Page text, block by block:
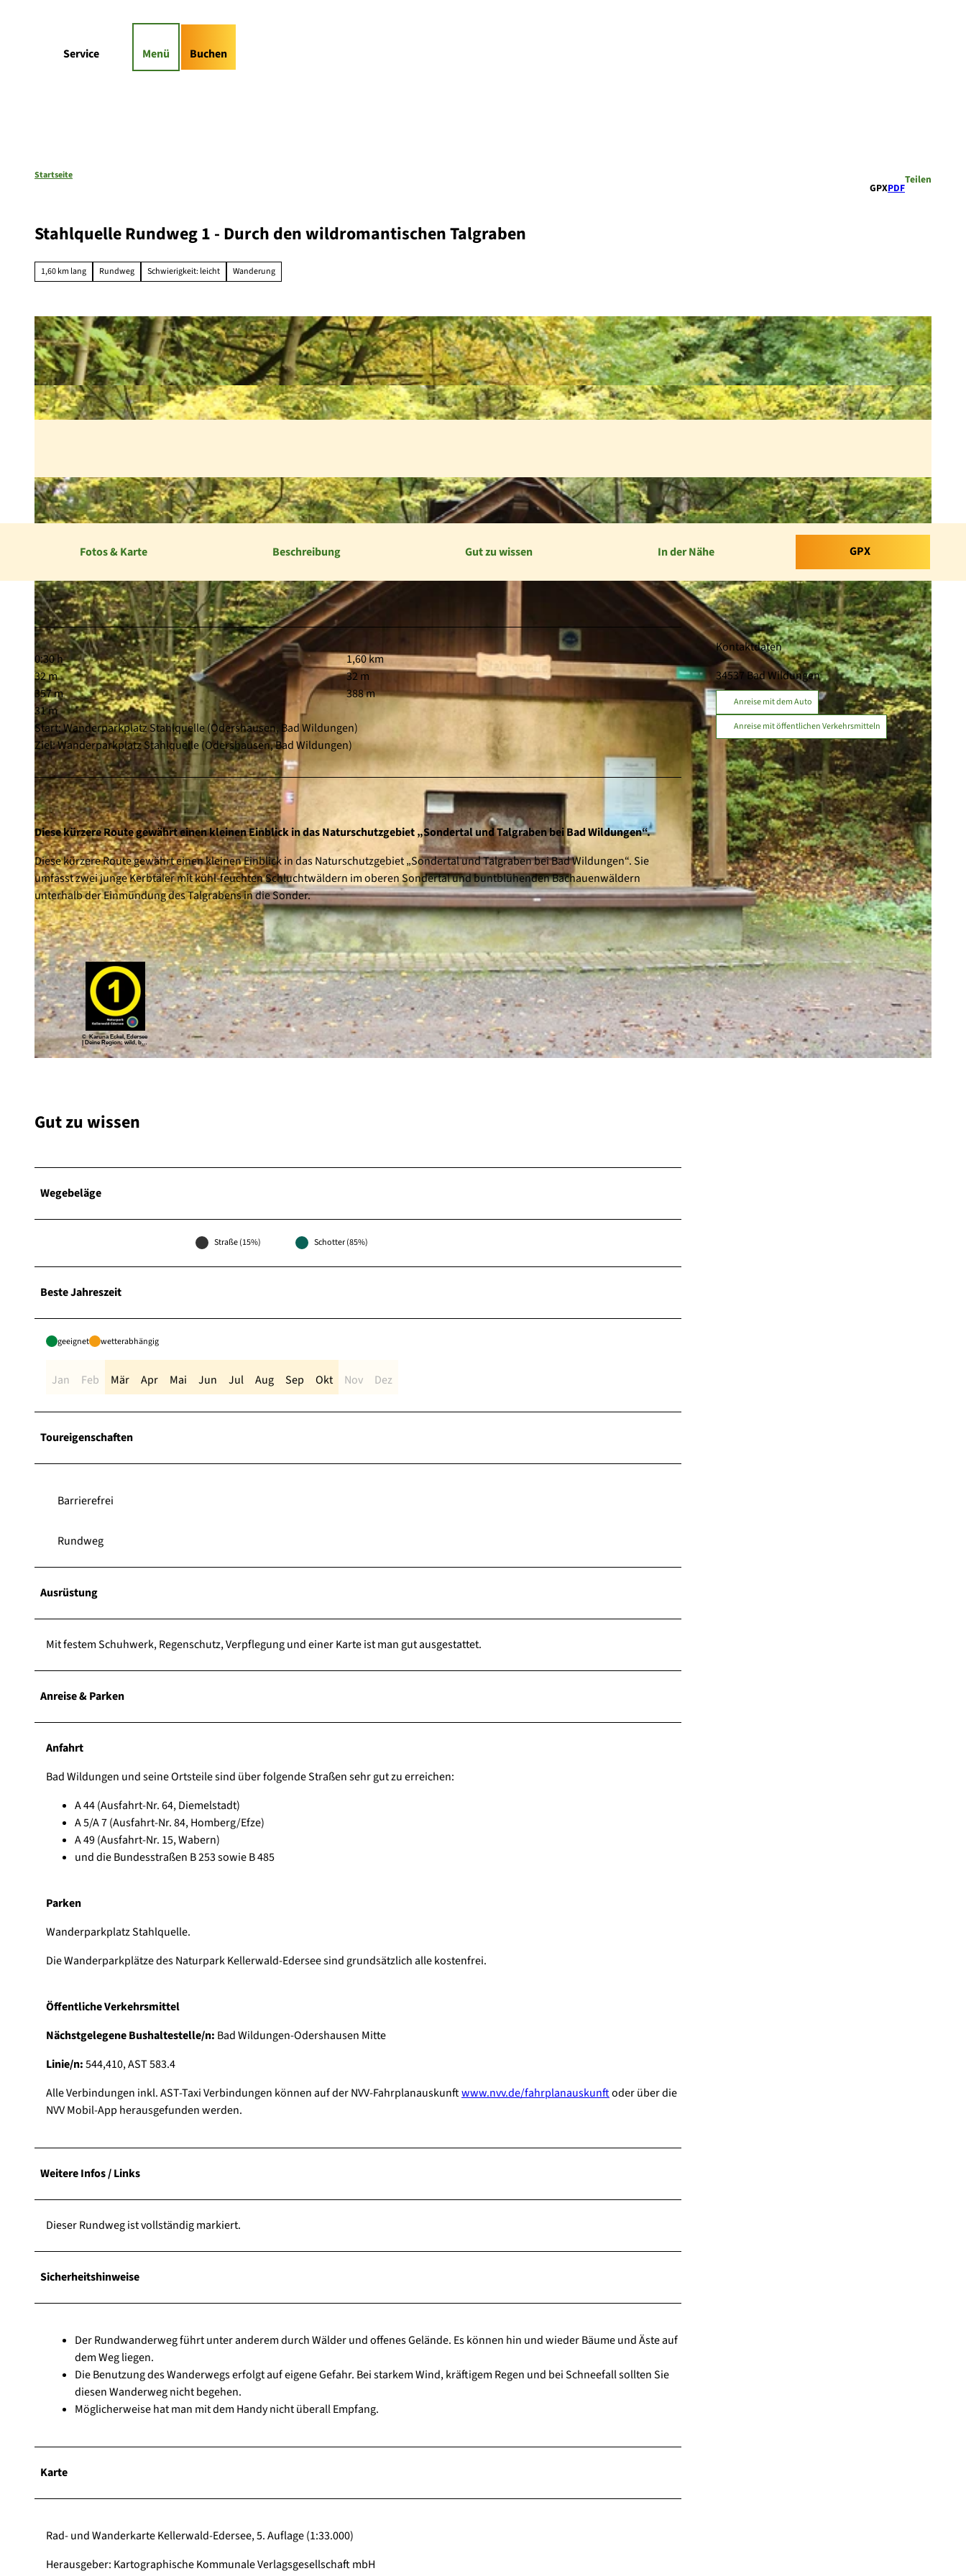
Service Menü Buchen
Startseite
GPXPDF
Teilen
Stahlquelle Rundweg 1 - Durch den wildromantischen Talgraben
1,60 km lang Rundweg Schwierigkeit: leicht Wanderung
© Sarah Riebeling, Edersee | Deine Region: wild, bunt, gesund. |CC0
Fotos & Karte Beschreibung Gut zu wissen In der Nähe GPX
0:30 h
1,60 km
32 m
32 m
357 m
388 m
31 m
Start: Wanderparkplatz Stahlquelle (Odershausen, Bad Wildungen)
Ziel: Wanderparkplatz Stahlquelle (Odershausen, Bad Wildungen)
Diese kürzere Route gewährt einen kleinen Einblick in das Naturschutzgebiet „Sondertal und Talgraben bei Bad Wildungen“.
Diese kürzere Route gewährt einen kleinen Einblick in das Naturschutzgebiet „Sondertal und Talgraben bei Bad Wildungen“. Sie
umfasst zwei junge Kerbtäler mit kühl-feuchten Schluchtwäldern im oberen Sondertal und buntblühenden Bachauenwäldern
unterhalb der Einmündung des Talgrabens in die Sonder.
© Karuna Eckel, Edersee
| Deine Region: wild, bun
t, gesund.
Gut zu wissen
Wegebeläge
Straße (15%) Schotter (85%)
Beste Jahreszeit
geeignet wetterabhängig
Jan Feb Mär Apr Mai Jun Jul Aug Sep Okt Nov Dez
Toureigenschaften
Barrierefrei
Rundweg
Ausrüstung
Mit festem Schuhwerk, Regenschutz, Verpflegung und einer Karte ist man gut ausgestattet.
Anreise & Parken
Anfahrt
Bad Wildungen und seine Ortsteile sind über folgende Straßen sehr gut zu erreichen:
A 44 (Ausfahrt-Nr. 64, Diemelstadt)
A 5/A 7 (Ausfahrt-Nr. 84, Homberg/Efze)
A 49 (Ausfahrt-Nr. 15, Wabern)
und die Bundesstraßen B 253 sowie B 485
Parken
Wanderparkplatz Stahlquelle.
Die Wanderparkplätze des Naturpark Kellerwald-Edersee sind grundsätzlich alle kostenfrei.
Öffentliche Verkehrsmittel
Nächstgelegene Bushaltestelle/n: Bad Wildungen-Odershausen Mitte
Linie/n:544,410, AST 583.4
Alle Verbindungen inkl. AST-Taxi Verbindungen können auf der NVV-Fahrplanauskunftwww.nvv.de/fahrplanauskunftoder über die
NVV Mobil-App herausgefunden werden.
Weitere Infos / Links
Dieser Rundweg ist vollständig markiert.
Sicherheitshinweise
Der Rundwanderweg führt unter anderem durch Wälder und offenes Gelände. Es können hin und wieder Bäume und Äste auf
dem Weg liegen.
Die Benutzung des Wanderwegs erfolgt auf eigene Gefahr. Bei starkem Wind, kräftigem Regen und bei Schneefall sollten Sie
diesen Wanderweg nicht begehen.
Möglicherweise hat man mit dem Handy nicht überall Empfang.
Karte
Rad- und Wanderkarte Kellerwald-Edersee, 5. Auflage (1:33.000)
Herausgeber: Kartographische Kommunale Verlagsgesellschaft mbH
Kontaktdaten
34537Bad Wildungen
Anreise mit dem Auto
Anreise mit öffentlichen Verkehrsmitteln